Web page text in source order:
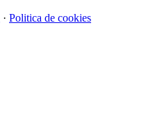
· Politica de cookies